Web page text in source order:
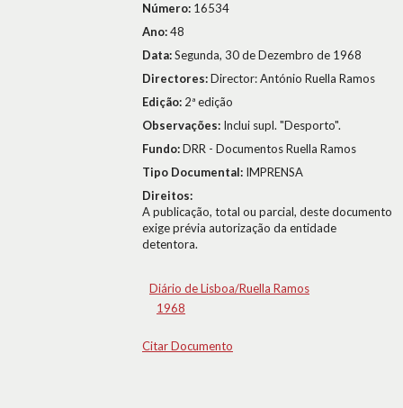
Número: 16534
Ano:48
Data:Segunda, 30 de Dezembro de 1968
Directores:Director: António Ruella Ramos
Edição: 2ª edição
Observações: Inclui supl. "Desporto".
Fundo:DRR - Documentos Ruella Ramos
Tipo Documental: IMPRENSA
Direitos:
A publicação, total ou parcial, deste documento
exige prévia autorização da entidade
detentora.
Diário de Lisboa/Ruella Ramos
1968
Citar Documento